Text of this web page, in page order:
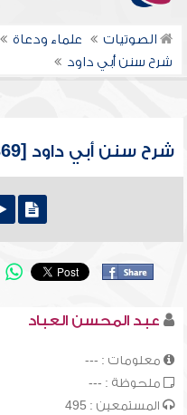
الصوتيات علماء ودعاة
شرح سنن أبي داود
شرح سنن أبي داود [369]
عبد المحسن العباد
معلومات : ---
ملحوظة : ---
المستمعين : 495